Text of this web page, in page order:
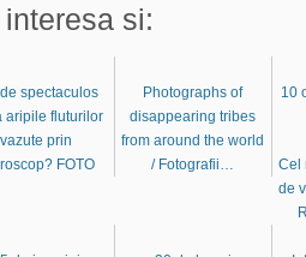
si:
spectaculos
aripile fluturilor
vazute prin
FOTO
Photographs of
disappearing tribes
from around the world
/ Fotografii…
10
Cel
de